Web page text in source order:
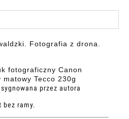
Fotografia z drona.
fotograficzny Canon
Tecco 230g
przez autora
bez ramy.